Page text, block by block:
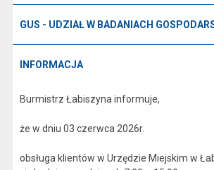
GUS - UDZIAŁ W BADANIACH
INFORMACJA
Burmistrz Łabiszyna informuje,
że w dniu 03 czerwca 2026r.
obsługa klientów w Urzędzie Miejskim w